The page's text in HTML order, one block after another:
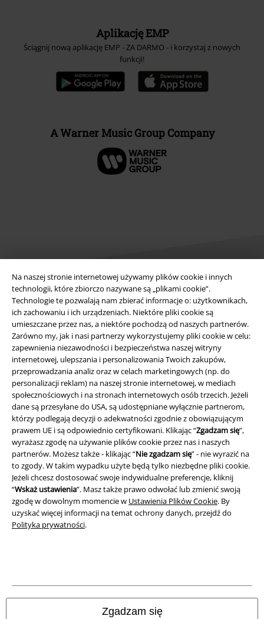
Na naszej stronie internetowej używamy plików cookie i innych
technologii, które zbiorczo nazywane są „plikami cookie”.
Technologie te pozwalają nam zbierać informacje o: użytkownikach,
ich zachowaniu i ich urządzeniach. Niektóre pliki cookie są
umieszczane przez nas, a niektóre pochodzą od naszych partnerów.
Zarówno my, jak i nasi partnerzy wykorzystujemy pliki cookie w celu:
zapewnienia niezawodności i bezpieczeństwa naszej witryny
internetowej, ulepszania i personalizowania Twoich zakupów,
przeprowadzania analiz oraz w celach marketingowych (np. do
personalizacji reklam) na naszej stronie internetowej, w mediach
społecznościowych i na stronach internetowych osób trzecich. Jeżeli
dane są przesyłane do USA, są udostępniane wyłącznie partnerom,
którzy podlegają decyzji o adekwatności zgodnie z obowiązującym
prawem UE i są odpowiednio certyfikowani. Klikając “Zgadzam się”,
wyrażasz zgodę na używanie plików cookie przez nas i naszych
partnerów. Możesz także - klikając “Nie zgadzam się” - nie wyrazić na
to zgody. W takim wypadku użyte będą tylko niezbędne pliki cookie.
Jeżeli chcesz dostosować swoje indywidualne preferencje, kliknij
“Wskaż ustawienia”. Masz także prawo odwołać lub zmienić swoją
zgodę w dowolnym momencie w Ustawienia Plików Cookie. By
uzyskać więcej informacji na temat ochrony danych, przejdź do
Polityka prywatności.
Zgadzam się
Aplikację EMP
Ściągnij nową aplikację EMP - ZA DARMO - i korzystaj z nowych
funkcji!
A Warner Music Group Company
Informacje prawne
Regulamin
Dane firmy
Polityka prywatności
Unieszkodliwianie odpadów i ochrona środowiska
Deklaracja Zgodności
Informacje dotyczące dostępności
Ustawienia Plików Cookie
Skorzystaj z prawa do odstąpienia od umowy